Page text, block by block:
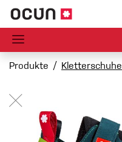
Produkte Kletterschuhe